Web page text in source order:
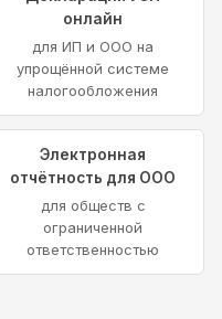
онлайн
для ИП и ООО на
упрощённой системе
налогообложения
Электронная
отчётность для ООО
для обществ с
ограниченной
ответственностью